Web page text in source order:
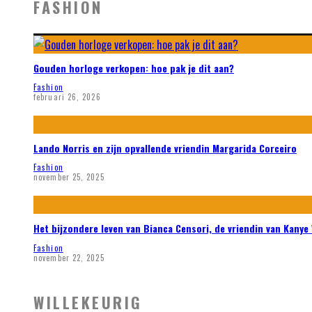
FASHION
Gouden horloge verkopen: hoe pak je dit aan?
Fashion
februari 26, 2026
Lando Norris en zijn opvallende vriendin Margarida Corceiro
Fashion
november 25, 2025
Het bijzondere leven van Bianca Censori, de vriendin van Kanye
Fashion
november 22, 2025
WILLEKEURIG